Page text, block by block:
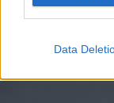
Data